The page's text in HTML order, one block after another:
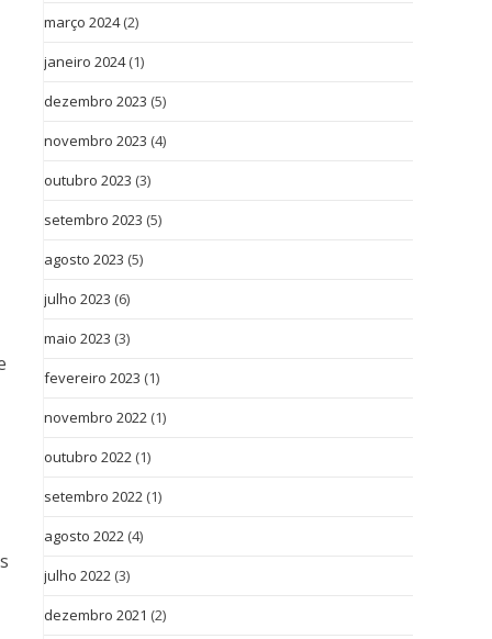
março 2024(2)
janeiro 2024(1)
dezembro 2023 (5)
novembro 2023 (4)
outubro 2023 (3)
setembro 2023 (5)
agosto 2023 (5)
julho 2023 (6)
maio 2023 (3)
fevereiro 2023 (1)
novembro 2022 (1)
outubro 2022 (1)
setembro 2022 (1)
agosto 2022 (4)
julho 2022 (3)
dezembro 2021 (2)